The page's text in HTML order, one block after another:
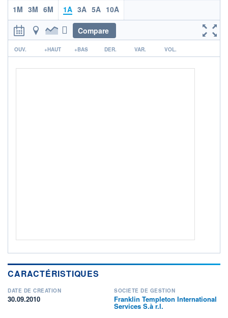
CATÉGORIE MORNINGSTAR
Actions Secteur Autres
FONDS PARTENAIRES
PEA PEA-PME BOURSOVIE LUX
BOURSOVIE
1M 3M 6M 1A 3A 5A 10A
Compare
r
OUV. +HAUT +BAS DER. VAR. VOL.
CARACTÉRISTIQUES
DATE DE CRÉATION
30.09.2010
SOCIÉTÉ DE GESTION
Franklin Templeton International
Services S.à r.l.